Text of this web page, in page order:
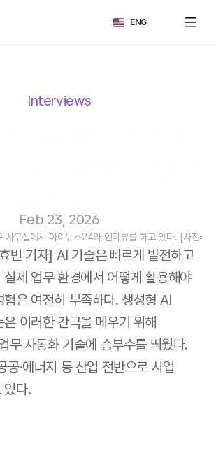
ENG
Interviews
Feb 23, 2026
사무실에서 아이뉴스24와 인터뷰를 하고 있다. [사진=
빈 기자] AI 기술은 빠르게 발전하고
실제 업무 환경에서 어떻게 활용해야
은 여전히 부족하다. 생성형 AI
이러한 간극을 메우기 위해
무 자동화 기술에 승부수를 띄웠다.
공·에너지 등 산업 전반으로 사업
있다.